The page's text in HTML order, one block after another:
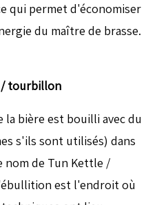
qui permet d'économiser
du maître de brasse.
tourbillon
bière est bouilli avec du
s'ils sont utilisés) dans
nom de Tun Kettle /
est l'endroit où